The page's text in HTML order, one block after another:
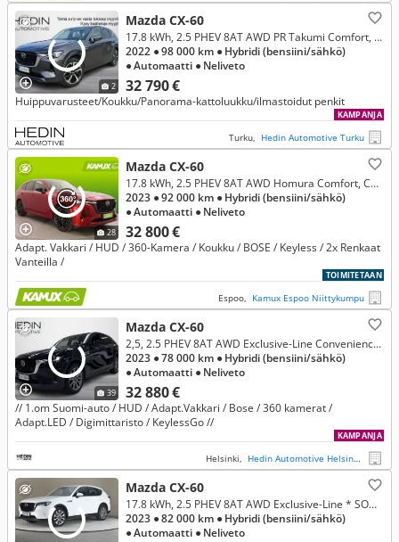
2
Mazda CX-60
32 790 €
17.8 kWh, 2.5 PHEV 8AT AWD PR Takumi Comfort, Convenience & Sound, Driver Assistance *** Rahoitustarjous 3.99% (+kulut)
2022 ● 98 000 km ● Hybridi (bensiini/sähkö)
● Automaatti ● Neliveto
Huippuvarusteet/Koukku/Panorama-kattoluukku/ilmastoidut penkit
KAMPANJA
Turku, Hedin Automotive Turku
28
Mazda CX-60
32 800 €
17.8 kWh, 2.5 PHEV 8AT AWD Homura Comfort, Convenience & Sound, Driver Assistance
2023 ● 92 000 km ● Hybridi (bensiini/sähkö)
● Automaatti ● Neliveto
Adapt. Vakkari / HUD / 360-Kamera / Koukku / BOSE / Keyless / 2x Renkaat
Vanteilla /
TOIMITETAAN
Espoo, Kamux Espoo Niittykumpu
39
Mazda CX-60
32 880 €
2,5, 2.5 PHEV 8AT AWD Exclusive-Line Convenience & Sound, Driver Assistance *** Rahoitustarjous 3.99% (+kulut)
2023 ● 78 000 km ● Hybridi (bensiini/sähkö)
● Automaatti ● Neliveto
// 1.om Suomi-auto / HUD / Adapt.Vakkari / Bose / 360 kamerat /
Adapt.LED / Digimittaristo / KeylessGo //
KAMPANJA
Helsinki, Hedin Automotive Helsinki Konala
Mazda CX-60
17.8 kWh, 2.5 PHEV 8AT AWD Exclusive-Line * SOH 91% *
2023 ● 82 000 km ● Hybridi (bensiini/sähkö)
● Automaatti ● Neliveto